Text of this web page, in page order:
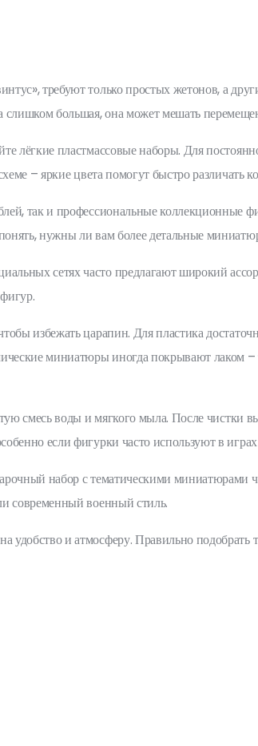
требуют только простых жетонов, а
большая, она может мешать
лёгкие пластмассовые наборы. Для
– яркие цвета помогут быстро различать
так и профессиональные коллекционные
нужны ли вам более детальные
сетях часто предлагают широкий
избежать царапин. Для пластика
миниатюры иногда покрывают лаком –
смесь воды и мягкого мыла. После чистки
если фигурки часто используют в
набор с тематическими миниатюрами
современный военный стиль.
и атмосферу. Правильно подобрать